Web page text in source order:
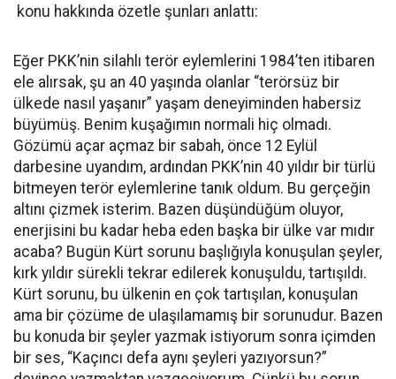
konu hakkında özetle şunları anlattı:
Eğer PKK’nin silahlı terör eylemlerini 1984’ten itibaren
ele alırsak, şu an 40 yaşında olanlar “terörsüz bir
ülkede nasıl yaşanır” yaşam deneyiminden habersiz
büyümüş. Benim kuşağımın normali hiç olmadı.
Gözümü açar açmaz bir sabah, önce 12 Eylül
darbesine uyandım, ardından PKK’nin 40 yıldır bir türlü
bitmeyen terör eylemlerine tanık oldum. Bu gerçeğin
altını çizmek isterim. Bazen düşündüğüm oluyor,
enerjisini bu kadar heba eden başka bir ülke var mıdır
acaba? Bugün Kürt sorunu başlığıyla konuşulan şeyler,
kırk yıldır sürekli tekrar edilerek konuşuldu, tartışıldı.
Kürt sorunu, bu ülkenin en çok tartışılan, konuşulan
ama bir çözüme de ulaşılamamış bir sorunudur. Bazen
bu konuda bir şeyler yazmak istiyorum sonra içimden
bir ses, “Kaçıncı defa aynı şeyleri yazıyorsun?”